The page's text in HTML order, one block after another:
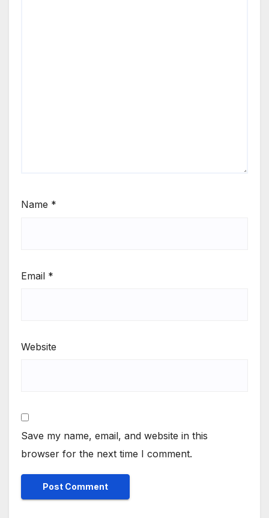
Name *
Email *
Website
Save my name, email, and website in this
browser for the next time I comment.